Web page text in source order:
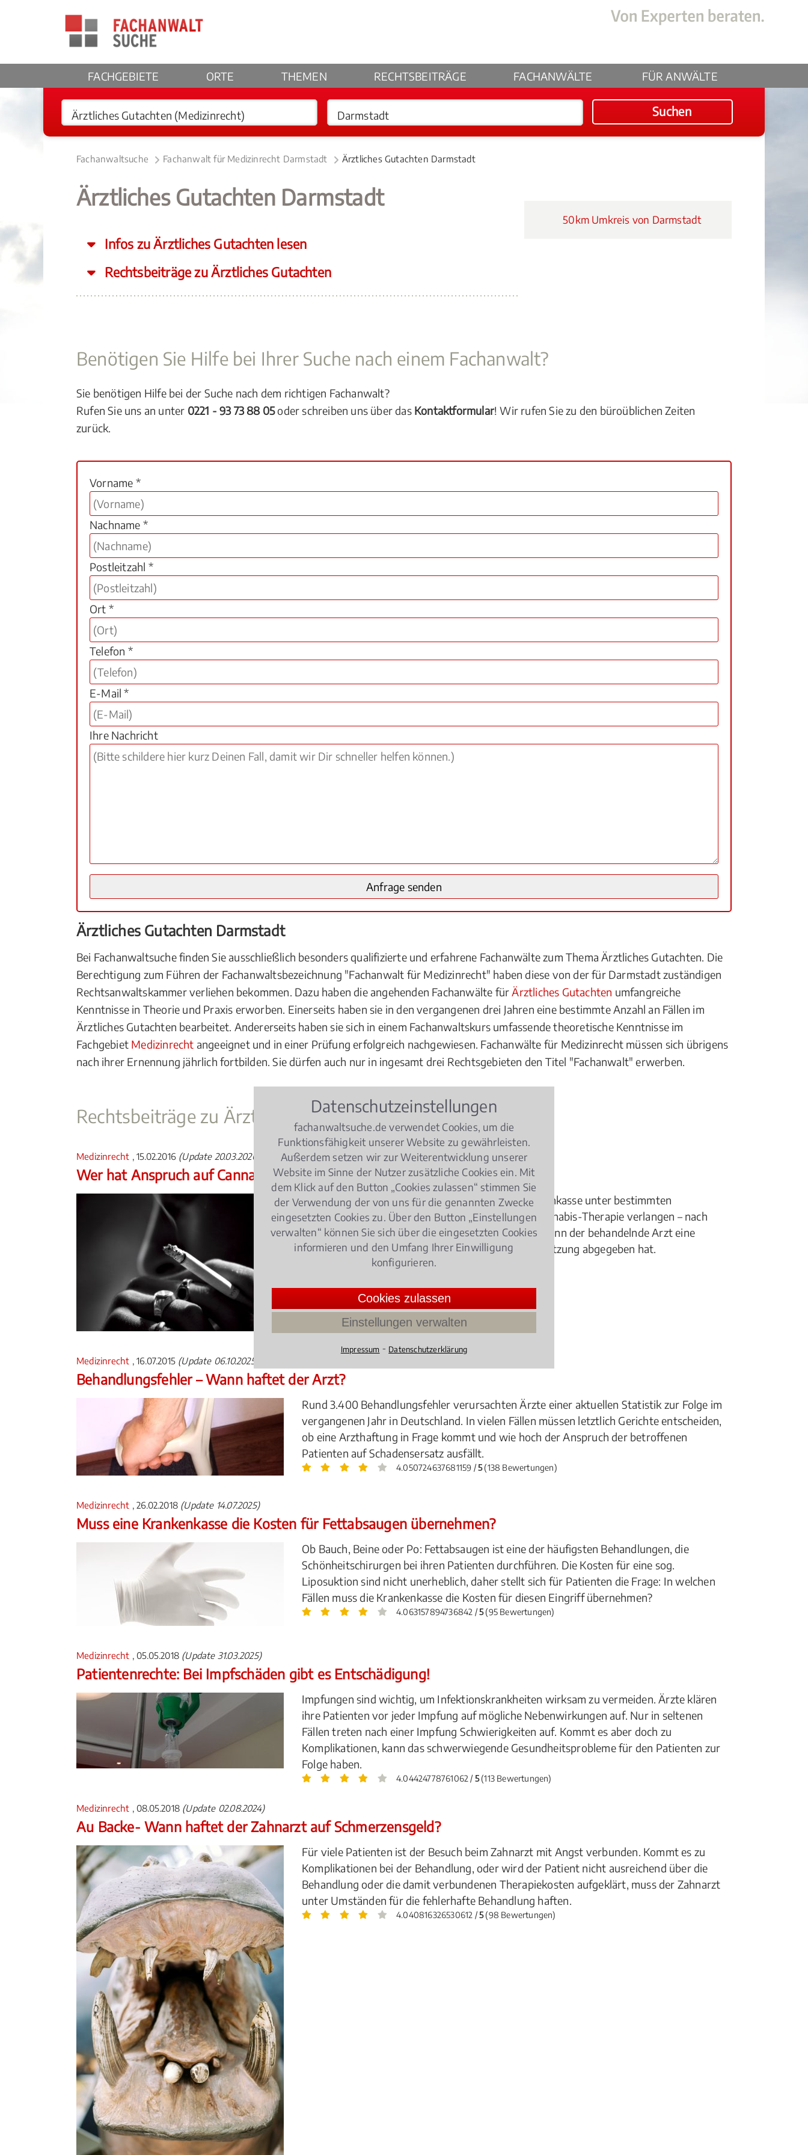
FACHGEBIETE ORTE THEMEN RECHTSBEITRÄGE FACHANWÄLTE FÜR ANWÄLTE
Suchen
Fachanwaltsuche Fachanwalt für Medizinrecht Darmstadt Ärztliches Gutachten Darmstadt
Ärztliches Gutachten Darmstadt
Infos zu Ärztliches Gutachten lesen
Rechtsbeiträge zu Ärztliches Gutachten
50km Umkreis von Darmstadt
Benötigen Sie Hilfe bei Ihrer Suche nach einem Fachanwalt?
Sie benötigen Hilfe bei der Suche nach dem richtigen Fachanwalt?
Rufen Sie uns an unter 0221 - 93 73 88 05oder schreiben uns über das Kontaktformular! Wir rufen Sie zu den büroüblichen Zeiten
zurück.
Vorname *
Nachname *
Postleitzahl *
Ort *
Telefon *
E-Mail *
Ihre Nachricht
Ärztliches Gutachten Darmstadt
Bei Fachanwaltsuche finden Sie ausschließlich besonders qualifizierte und erfahrene Fachanwälte zum Thema Ärztliches Gutachten. Die
Berechtigung zum Führen der Fachanwaltsbezeichnung "Fachanwalt für Medizinrecht" haben diese von der für Darmstadt zuständigen
Rechtsanwaltskammer verliehen bekommen. Dazu haben die angehenden Fachanwälte fürÄrztliches Gutachten umfangreiche
Kenntnisse in Theorie und Praxis erworben. Einerseits haben sie in den vergangenen drei Jahren eine bestimmte Anzahl an Fällen im
Ärztliches Gutachten bearbeitet. Andererseits haben sie sich in einem Fachanwaltskurs umfassende theoretische Kenntnisse im
Fachgebiet Medizinrecht angeeignet und in einer Prüfung erfolgreich nachgewiesen. Fachanwälte für Medizinrecht müssen sich übrigens
nach ihrer Ernennung jährlich fortbilden. Sie dürfen auch nur in ingesamt drei Rechtsgebieten den Titel "Fachanwalt" erwerben.
Rechtsbeiträge zu Ärztliches Gutachten
Medizinrecht , 15.02.2016 (Update 20.03.2026)
Wer hat Anspruch auf Cannabis auf Rezept?
Schwerstkranke Patienten können von ihrer Krankenkasse unter bestimmten
Voraussetzungen die Kostenübernahme für eine Cannabis-Therapie verlangen – nach
einem aktuellen Gerichtsurteil aber nur dann, wenn enn der behandelnde Arzt eine
umfassende und im hohen Maße sorgfältige Einschätzung abgegeben hat.
4.042105263157895 /
Medizinrecht , 16.07.2015 (Update 06.10.2025)
Behandlungsfehler – Wann haftet der Arzt?
Rund 3.400 Behandlungsfehler verursachten Ärzte einer aktuellen Statistik zur Folge im
vergangenen Jahr in Deutschland. In vielen Fällen müssen letztlich Gerichte entscheiden,
ob eine Arzthaftung in Frage kommt und wie hoch der Anspruch der betroffenen
Patienten auf Schadensersatz ausfällt.
4.050724637681159 /5(138 Bewertungen)
Medizinrecht , 26.02.2018 (Update 14.07.2025)
Muss eine Krankenkasse die Kosten für Fettabsaugen übernehmen?
Ob Bauch, Beine oder Po: Fettabsaugen ist eine der häufigsten Behandlungen, die
Schönheitschirurgen bei ihren Patienten durchführen. Die Kosten für eine sog.
Liposuktion sind nicht unerheblich, daher stellt sich für Patienten die Frage: In welchen
Fällen muss die Krankenkasse die Kosten für diesen Eingriff übernehmen?
4.063157894736842 /5(95 Bewertungen)
Medizinrecht , 05.05.2018 (Update 31.03.2025)
Patientenrechte: Bei Impfschäden gibt es Entschädigung!
Impfungen sind wichtig, um Infektionskrankheiten wirksam zu vermeiden. Ärzte klären
ihre Patienten vor jeder Impfung auf mögliche Nebenwirkungen auf. Nur in seltenen
Fällen treten nach einer Impfung Schwierigkeiten auf. Kommt es aber doch zu
Komplikationen, kann das schwerwiegende Gesundheitsprobleme für den Patienten zur
Folge haben.
4.04424778761062 / 5(113 Bewertungen)
Medizinrecht , 08.05.2018 (Update 02.08.2024)
Au Backe- Wann haftet der Zahnarzt auf Schmerzensgeld?
Für viele Patienten ist der Besuch beim Zahnarzt mit Angst verbunden. Kommt es zu
Komplikationen bei der Behandlung, oder wird der Patient nicht ausreichend über die
Behandlung oder die damit verbundenen Therapiekosten aufgeklärt, muss der Zahnarzt
unter Umständen für die fehlerhafte Behandlung haften.
4.040816326530612 /5(98 Bewertungen)
Datenschutzeinstellungen
fachanwaltsuche.de verwendet Cookies, um die
Funktionsfähigkeit unserer Website zu gewährleisten.
Außerdem setzen wir zur Weiterentwicklung unserer
Website im Sinne der Nutzer zusätzliche Cookies ein. Mit
dem Klick auf den Button „Cookies zulassen“ stimmen Sie
der Verwendung der von uns für die genannten Zwecke
eingesetzten Cookies zu. Über den Button „Einstellungen
verwalten“ können Sie sich über die eingesetzten Cookies
informieren und den Umfang Ihrer Einwilligung
konfigurieren.
Cookies zulassen
Einstellungen verwalten
Impressum ⁃ Datenschutzerklärung